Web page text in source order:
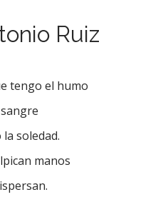
Ruiz
tengo el humo
soledad.
manos